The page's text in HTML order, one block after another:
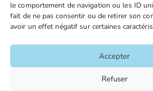
le comportement de navigation ou les ID
fait de ne pas consentir ou de retirer son
avoir un effet négatif sur certaines
Accepter
Refuser
FGTA-FO / 15 avenue Victor Hugo –
Accueil
Contacts